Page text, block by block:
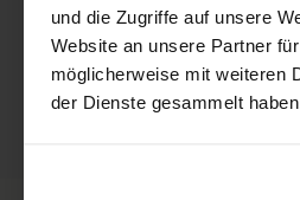
und die Zugriffe auf unsere
Website an unsere Partner
möglicherweise mit weiteren
der Dienste gesammelt